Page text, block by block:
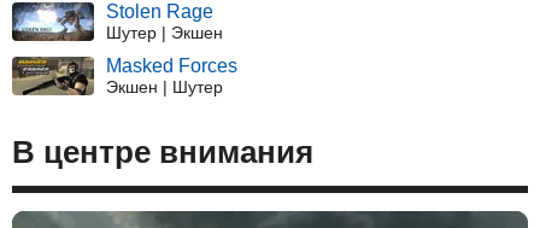
Stolen Rage
Шутер | Экшен
Masked Forces
Экшен | Шутер
В центре внимания